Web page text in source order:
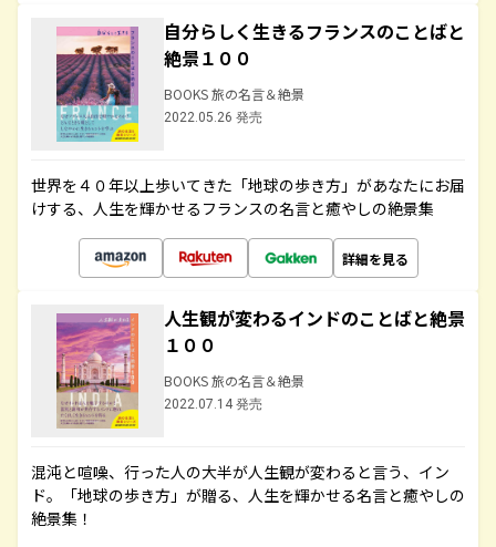
自分らしく生きるフランスのことばと
絶景１００
BOOKS 旅の名言＆絶景
2022.05.26 発売
世界を４０年以上歩いてきた「地球の歩き方」があなたにお届
けする、人生を輝かせるフランスの名言と癒やしの絶景集
詳細を見る
人生観が変わるインドのことばと絶景
１００
BOOKS 旅の名言＆絶景
2022.07.14 発売
混沌と喧噪、行った人の大半が人生観が変わると言う、イン
ド。「地球の歩き方」が贈る、人生を輝かせる名言と癒やしの
絶景集！